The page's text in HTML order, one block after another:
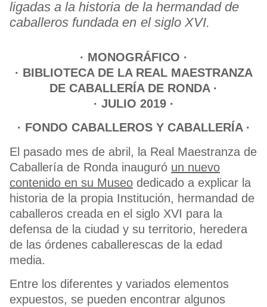
ligadas a la historia de la hermandad de
caballeros fundada en el siglo XVI.
· MONOGRÁFICO ·
· BIBLIOTECA DE LA REAL MAESTRANZA
DE CABALLERÍA DE RONDA ·
· JULIO 2019 ·
· FONDO CABALLEROS Y CABALLERÍA ·
El pasado mes de abril, la Real Maestranza de
Caballería de Ronda inauguró un nuevo
contenido en su Museo dedicado a explicar la
historia de la propia Institución, hermandad de
caballeros creada en el siglo XVI para la
defensa de la ciudad y su territorio, heredera
de las órdenes caballerescas de la edad
media.
Entre los diferentes y variados elementos
expuestos, se pueden encontrar algunos